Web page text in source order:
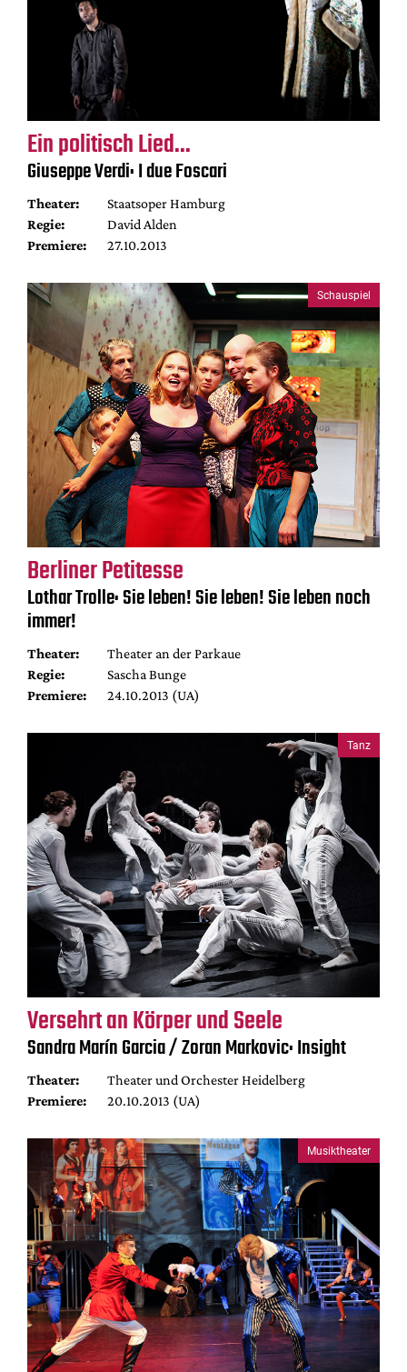
Ein politisch Lied...
Giuseppe Verdi: I due Foscari
Theater:
Staatsoper Hamburg
Regie:
David Alden
Premiere:
27.10.2013
Schauspiel
Berliner Petitesse
Lothar Trolle: Sie leben! Sie leben! Sie leben noch
immer!
Theater:
Theater an der Parkaue
Regie:
Sascha Bunge
Premiere:
24.10.2013 (UA)
Tanz
Versehrt an Körper und Seele
Sandra Marín Garcia / Zoran Markovic: Insight
Theater:
Theater und Orchester Heidelberg
Premiere:
20.10.2013 (UA)
Musiktheater